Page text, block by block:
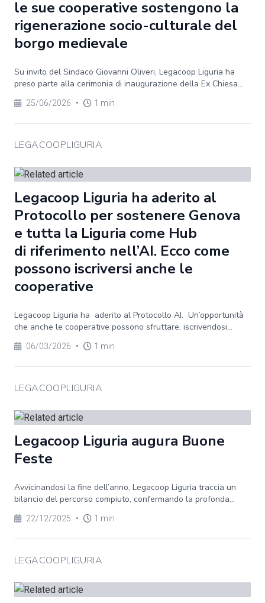
le sue cooperative sostengono la
rigenerazione socio-culturale del
borgo medievale
Su invito del Sindaco Giovanni Oliveri, Legacoop Liguria ha
preso parte alla cerimonia di inaugurazione della Ex Chiesa...
25/06/2026 • 1 min
LEGACOOPLIGURIA
Legacoop Liguria ha aderito al
Protocollo per sostenere Genova
e tutta la Liguria come Hub
di riferimento nell’AI. Ecco come
possono iscriversi anche le
cooperative
Legacoop Liguria ha aderito al Protocollo AI. Un’opportunità
che anche le cooperative possono sfruttare, iscrivendosi...
06/03/2026 • 1 min
LEGACOOPLIGURIA
Legacoop Liguria augura Buone
Feste
Avvicinandosi la fine dell’anno, Legacoop Liguria traccia un
bilancio del percorso compiuto, confermando la profonda...
22/12/2025 • 1 min
LEGACOOPLIGURIA